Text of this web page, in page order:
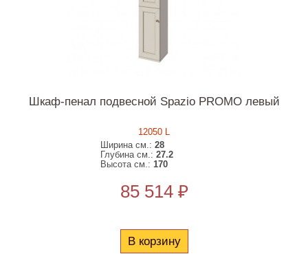
Шкаф-пенал подвесной Spazio PROMO левый
12050 L
Ширина см.:28
Глубина см.:27.2
Высота см.:170
85 514 ₽
В корзину